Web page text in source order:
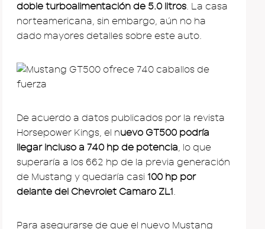
doble turboalimentación de 5.0 litros. La casa
norteamericana, sin embargo, aún no ha
dado mayores detalles sobre este auto.
De acuerdo a datos publicados por la revista
Horsepower Kings, el nuevo GT500 podría
llegar incluso a 740 hp de potencia, lo que
superaría a los 662 hp de la previa generación
de Mustang y quedaría casi 100 hp por
delante del Chevrolet Camaro ZL1.
Para asegurarse de que el nuevo Mustang